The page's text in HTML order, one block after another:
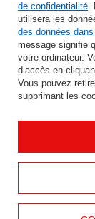
de confidentialité.
utilisera les
des données
message signifie
votre ordinateur.
d’accès en
Vous pouvez
supprimant les